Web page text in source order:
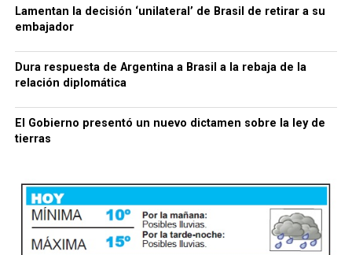
Lamentan la decisión ‘unilateral’ de Brasil de retirar a su
embajador
Dura respuesta de Argentina a Brasil a la rebaja de la
relación diplomática
El Gobierno presentó un nuevo dictamen sobre la ley de
tierras